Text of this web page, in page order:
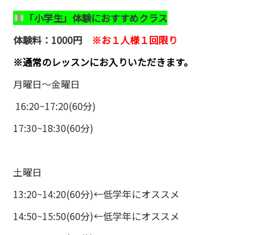
「小学生」体験におすすめクラス
体験料：1000円 ※お１人様１回限り
※通常のレッスンにお入りいただきます。
月曜日～金曜日
16:20~17:20(60分)
17:30~18:30(60分)
土曜日
13:20~14:20(60分)←低学年にオススメ
14:50~15:50(60分)←低学年にオススメ